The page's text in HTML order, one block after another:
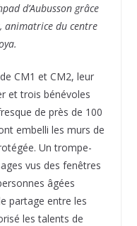
d’Aubusson grâce
animatrice du centre
CM1 et CM2, leur
et trois bénévoles
de près de 100
embelli les murs de
Un trompe-
vus des fenêtres
âgées
partage entre les
les talents de